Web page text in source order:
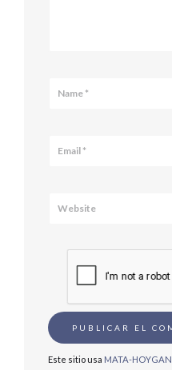
Este sitio usa MATA-HOYGAN